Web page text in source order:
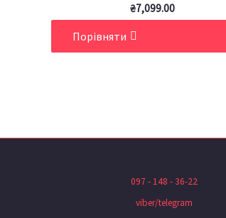
₴7,099.00
Порівняти
097 - 148 - 36-22
viber/telegram